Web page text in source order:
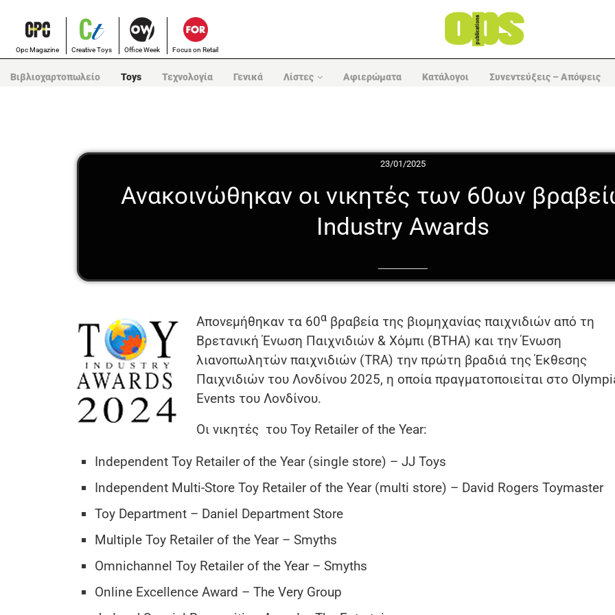
Opc Magazine Creative Toys Office Week Focus on Retail
Βιβλιοχαρτοπωλείο Toys Τεχνολογία Γενικά Λίστες Αφιερώματα Κατάλογοι Συνεντεύξεις – Απόψεις
23/01/2025
Ανακοινώθηκαν οι νικητές των 60ων
Industry Awards
Απονεμήθηκαν τα 60α βραβεία της βιομηχανίας παιχνιδιών από τη
Βρετανική Ένωση Παιχνιδιών & Χόμπι (BTHA) και την Ένωση
λιανοπωλητών παιχνιδιών (TRA) την πρώτη βραδιά της Έκθεσης
Παιχνιδιών του Λονδίνου 2025, η οποία πραγματοποιείται στο
Events του Λονδίνου.
Οι νικητές του Toy Retailer of the Year:
Independent Toy Retailer of the Year (single store) – JJ Toys
Independent Multi-Store Toy Retailer of the Year (multi store) – David Rogers Toymaster
Toy Department – Daniel Department Store
Multiple Toy Retailer of the Year – Smyths
Omnichannel Toy Retailer of the Year – Smyths
Online Excellence Award – The Very Group